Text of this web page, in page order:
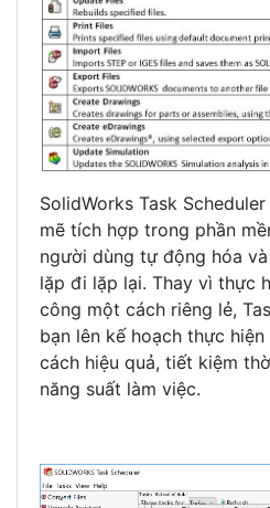
SolidWorks Task
mẽ tích hợp trong phần
người dùng tự động hóa
lặp đi lặp lại. Thay vì thực
công một cách riêng lẻ,
bạn lên kế hoạch thực
cách hiệu quả, tiết kiệm
năng suất làm việc.